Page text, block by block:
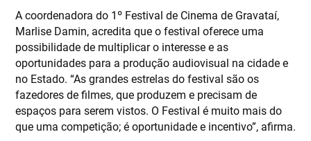
A coordenadora do 1º Festival de Cinema de Gravataí,
Marlise Damin, acredita que o festival oferece uma
possibilidade de multiplicar o interesse e as
oportunidades para a produção audiovisual na cidade e
no Estado. “As grandes estrelas do festival são os
fazedores de filmes, que produzem e precisam de
espaços para serem vistos. O Festival é muito mais do
que uma competição; é oportunidade e incentivo”, afirma.